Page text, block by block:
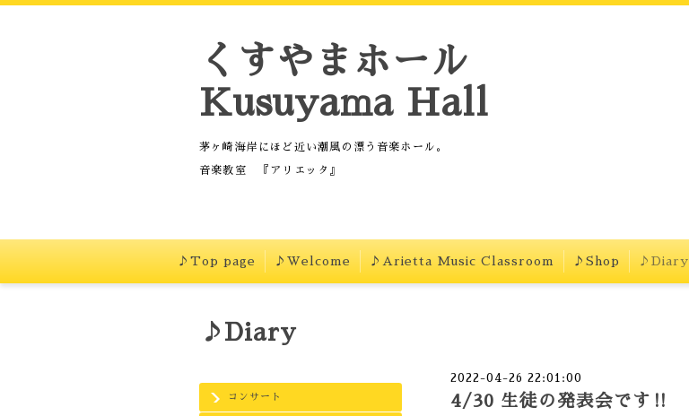
くすやまホール
Kusuyama Hall
茅ヶ崎海岸にほど近い潮風の漂う音楽ホール。
音楽教室 『アリエッタ』
♪Top page ♪Welcome ♪Arietta Music Classroom ♪Shop ♪Diary
コンサート
♪Diary
2022-04-26 22:01:00
4/30 生徒の発表会です‼︎